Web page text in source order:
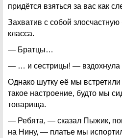
придётся взяться за вас как
Захватив с собой
класса.
— Братцы…
— … и сестрицы! — вздохнула
Однако шутку её мы
такое настроение, будто мы
товарища.
— Ребята, — сказал Пыжик,
на Нину, — платье мы